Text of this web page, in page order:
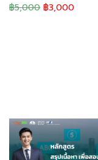
฿5,000 ฿3,000